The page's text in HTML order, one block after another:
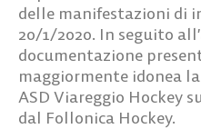
delle manifestazioni di
20/1/2020. In seguito
documentazione
maggiormente idonea
ASD Viareggio Hockey
dal Follonica Hockey.